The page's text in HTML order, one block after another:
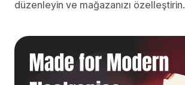
düzenleyin ve mağazanızı özelleştirin.